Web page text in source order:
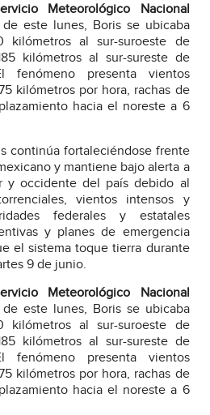
Meteorológico Nacional
de este lunes, Boris se ubicaba
kilómetros al sur-suroeste de
kilómetros al sur-sureste de
fenómeno presenta vientos
kilómetros por hora, rachas de
hacia el noreste a 6
continúa fortaleciéndose frente
y mantiene bajo alerta a
y occidente del país debido al
vientos intensos y
federales y estatales
y planes de emergencia
el sistema toque tierra durante
9 de junio.
Meteorológico Nacional
de este lunes, Boris se ubicaba
kilómetros al sur-suroeste de
kilómetros al sur-sureste de
fenómeno presenta vientos
kilómetros por hora, rachas de
hacia el noreste a 6